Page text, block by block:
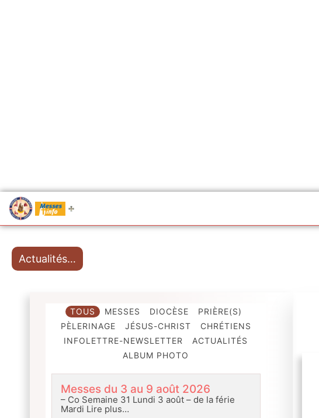
Messes
Actualités…
TOUS MESSES DIOCÈSE
PRIÈRE(S)
PÈLERINAGE
JÉSUS-CHRIST
CHRÉTIENS
INFOLETTRE-NEWSLETTER
ACTUALITÉS
ALBUM PHOTO
Messes du 3 au 9 août 2026
– Co Semaine 31 Lundi 3 août – de la férie
Mardi Lire plus…